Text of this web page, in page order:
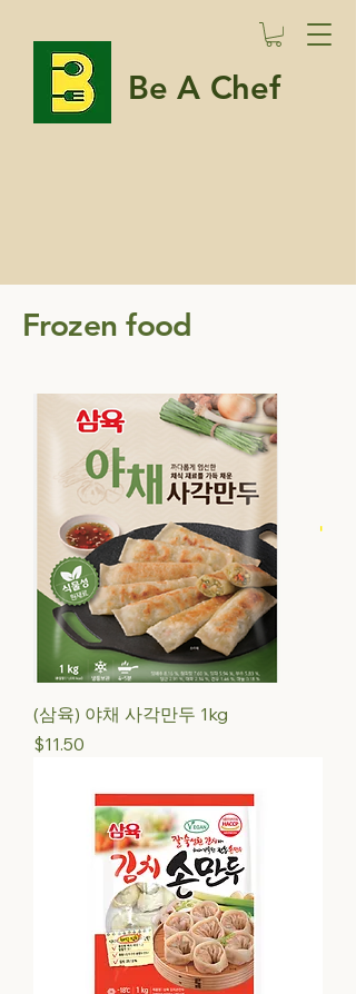
Be A Chef
Frozen food
(삼육) 야채 사각만두 1kg
Price
$11.50